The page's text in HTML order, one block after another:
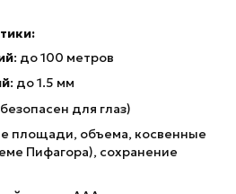
: до 100 метров
: до 1.5 мм
для глаз)
площади, объема, косвенные
Пифагора), сохранение